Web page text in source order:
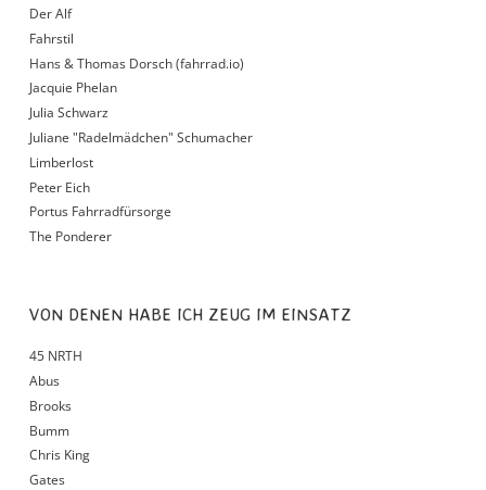
Der Alf
Fahrstil
Hans & Thomas Dorsch (fahrrad.io)
Jacquie Phelan
Julia Schwarz
Juliane "Radelmädchen" Schumacher
Limberlost
Peter Eich
Portus Fahrradfürsorge
The Ponderer
VON DENEN HABE ICH ZEUG IM EINSATZ
45 NRTH
Abus
Brooks
Bumm
Chris King
Gates